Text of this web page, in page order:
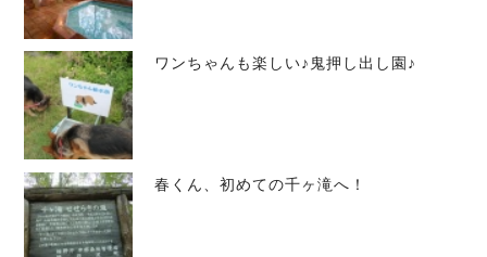
ワンちゃんも楽しい♪鬼押し出し園♪
春くん、初めての千ヶ滝へ！